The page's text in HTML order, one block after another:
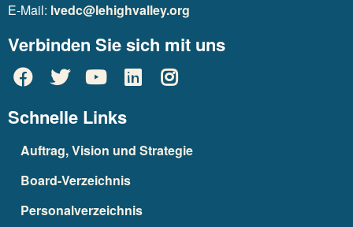
E-Mail: lvedc@lehighvalley.org
Verbinden Sie sich mit uns
Schnelle Links
Auftrag, Vision und Strategie
Board-Verzeichnis
Personalverzeichnis